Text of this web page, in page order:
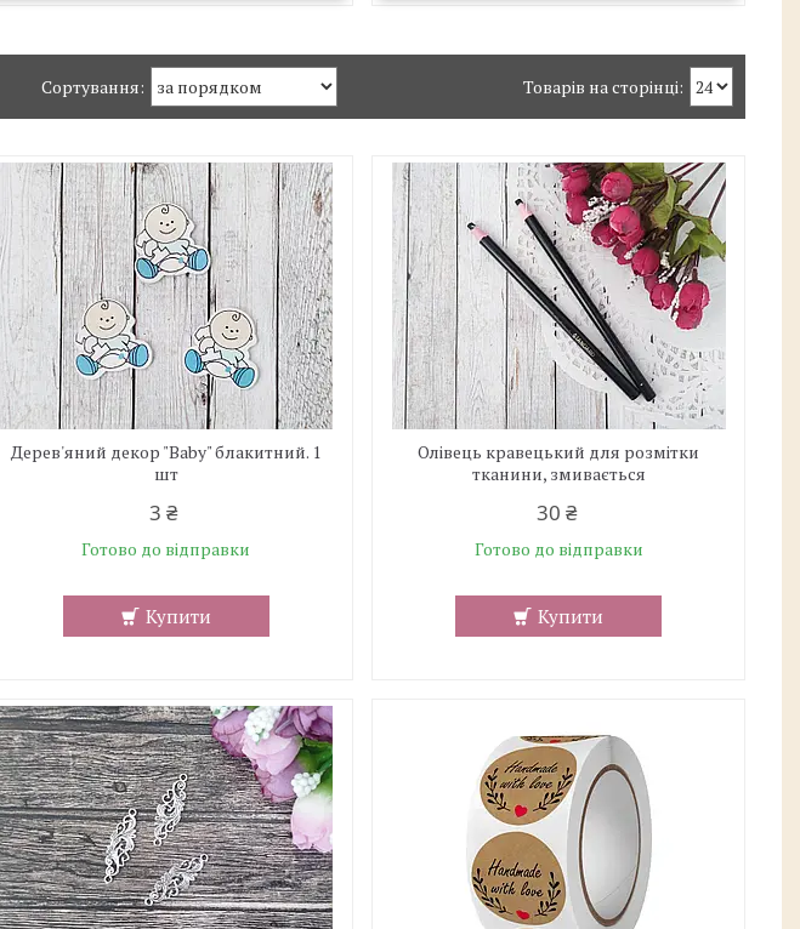
Дерев'яний декор "Baby" блакитний. 1
шт
3 ₴
Готово до відправки
Купити
Олівець кравецький для розмітки
тканини, змивається
30 ₴
Готово до відправки
Купити